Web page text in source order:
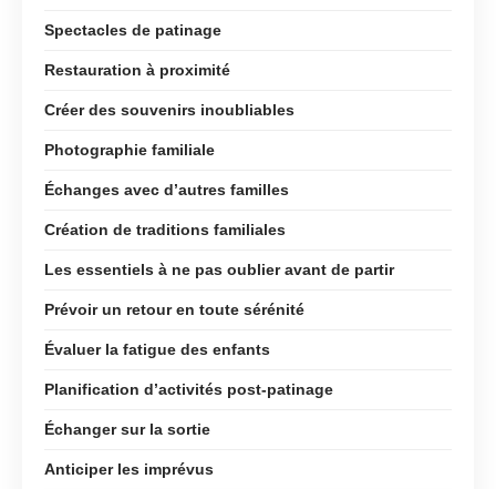
Spectacles de patinage
Restauration à proximité
Créer des souvenirs inoubliables
Photographie familiale
Échanges avec d’autres familles
Création de traditions familiales
Les essentiels à ne pas oublier avant de partir
Prévoir un retour en toute sérénité
Évaluer la fatigue des enfants
Planification d’activités post-patinage
Échanger sur la sortie
Anticiper les imprévus